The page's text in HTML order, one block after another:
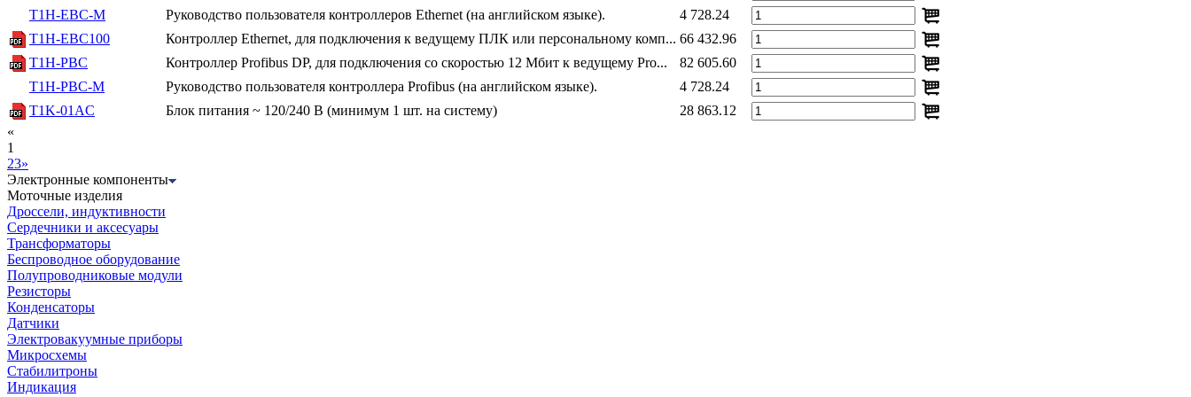
T1H-EBC-M Руководство пользователя контроллеров Ethernet (на английском языке).
4 728.24
T1H-EBC100
Контроллер Ethernet, для подключения к ведущему ПЛК или персональному комп... 66 432.96
T1H-PBC
Контроллер Profibus DP, для подключения со скоростью 12 Мбит к ведущему Pro...
82 605.60
T1H-PBC-M
Руководство пользователя контроллера Profibus (на английском языке).
4 728.24
T1K-01AC
Блок питания ~ 120/240 В (минимум 1 шт. на систему)
28 863.12
«
1
23»
Электронные компоненты
Моточные изделия
Дроссели, индуктивности
Сердечники и аксесуары
Трансформаторы
Беспроводное оборудование
Полупроводниковые модули
Резисторы
Конденсаторы
Датчики
Электровакуумные приборы
Микросхемы
Стабилитроны
Индикация